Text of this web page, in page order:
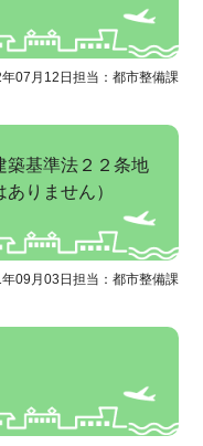
07月12日 担当：都市整備課
築基準法２２条地
りません）
09月03日 担当：都市整備課